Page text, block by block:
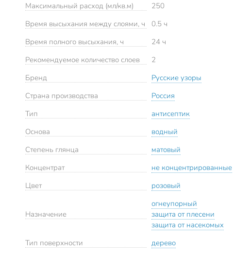
Максимальный расход (мл/кв.м)
250
Время высыхания между слоями, ч
0.5 ч
Время полного высыхания, ч
24 ч
Рекомендуемое количество слоев
2
Бренд
Русские узоры
Страна производства
Россия
Тип
антисептик
Основа
водный
Степень глянца
матовый
Концентрат
не концентрированные
Цвет
розовый
Назначение
огнеупорный
защита от плесени
защита от насекомых
Тип поверхности
дерево